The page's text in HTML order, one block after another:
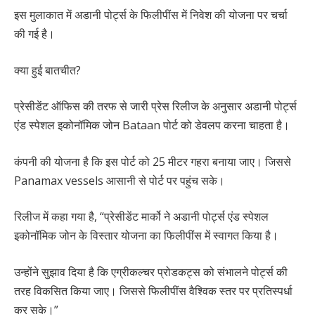
इस मुलाकात में अडानी पोर्ट्स के फिलीपींस में निवेश की योजना पर चर्चा
की गई है।
क्या हुई बातचीत?
प्रेसीडेंट ऑफिस की तरफ से जारी प्रेस रिलीज के अनुसार अडानी पोर्ट्स
एंड स्पेशल इकोनॉमिक जोन Bataan पोर्ट को डेवलप करना चाहता है।
कंपनी की योजना है कि इस पोर्ट को 25 मीटर गहरा बनाया जाए। जिससे
Panamax vessels आसानी से पोर्ट पर पहुंच सके।
रिलीज में कहा गया है, “प्रेसीडेंट मार्को ने अडानी पोर्ट्स एंड स्पेशल
इकोनॉमिक जोन के विस्तार योजना का फिलीपींस में स्वागत किया है।
उन्होंने सुझाव दिया है कि एग्रीकल्चर प्रोडकट्स को संभालने पोर्ट्स की
तरह विकसित किया जाए। जिससे फिलीपींस वैश्विक स्तर पर प्रतिस्पर्धा
कर सके।”